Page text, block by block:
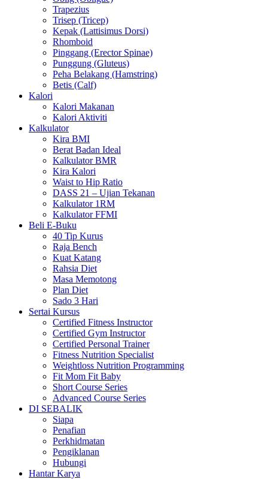
Trapezius
Trisep (Tricep)
Kepak (Lattisimus Dorsi)
Rhomboid
Pinggang (Erector Spinae)
Punggung (Gluteus)
Peha Belakang (Hamstring)
Betis (Calf)
Kalori
Kalori Makanan
Kalori Aktiviti
Kalkulator
Kira BMI
Berat Badan Ideal
Kalkulator BMR
Kira Kalori
Waist to Hip Ratio
DASS 21 – Ujian Tekanan
Kalkulator 1RM
Kalkulator FFMI
Beli E-Buku
40 Tip Kurus
Raja Bench
Kuat Katang
Rahsia Diet
Masa Memotong
Plan Diet
Sado 3 Hari
Sertai Kursus
Certified Fitness Instructor
Certified Gym Instructor
Certified Personal Trainer
Fitness Nutrition Specialist
Weightloss Nutrition Programming
Fit Mom Fit Baby
Short Course Series
Advanced Course Series
DI SEBALIK
Siapa
Penafian
Perkhidmatan
Pengiklanan
Hubungi
Hantar Karya